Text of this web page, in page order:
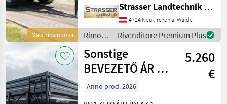
Macchina nuova
doppelter Anzahl an
Versteifungen unten -
Schotterklappe 400mm
(Pendelbordwand oben mit
erhöhtem Dr
Strasser Landtechnik GmbH
4724 Neukirchen a. Walde
Rimorchi
/
Pühringer
Rivenditore Premium Plus
Sonstige
BEVEZETŐ ÁR I
PALAZ 1
tengelyes
5.260
€
Anno prod. 2026